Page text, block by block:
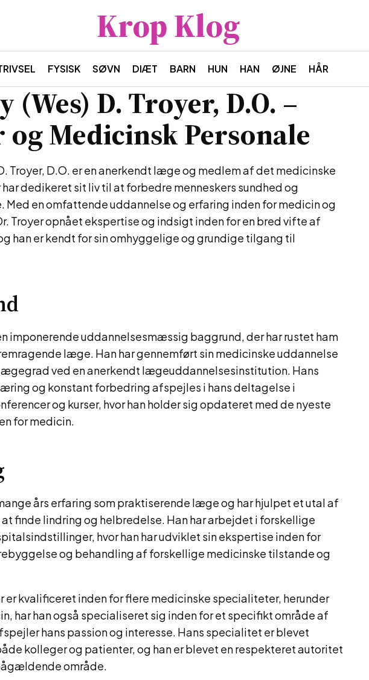
Krop Klog
FYSISK SØVN DIÆT BARN HUN HAN ØJNE HÅR
(Wes) D. Troyer, D.O. –
Medicinsk Personale
Troyer, D.O. er en anerkendt læge og medlem af det medicinske
dedikeret sit liv til at forbedre menneskers sundhed og
Med en omfattende uddannelse og erfaring inden for medicin og
Troyer opnået ekspertise og indsigt inden for en bred vifte af
han er kendt for sin omhyggelige og grundige tilgang til
imponerende uddannelsesmæssig baggrund, der har rustet ham
læge. Han har gennemført sin medicinske uddannelse
ved en anerkendt lægeuddannelsesinstitution. Hans
og konstant forbedring afspejles i hans deltagelse i
og kurser, hvor han holder sig opdateret med de nyeste
for medicin.
års erfaring som praktiserende læge og har hjulpet et utal af
finde lindring og helbredelse. Han har arbejdet i forskellige
hvor han har udviklet sin ekspertise inden for
og behandling af forskellige medicinske tilstande og
er kvalificeret inden for flere medicinske specialiteter, herunder
har han også specialiseret sig inden for et specifikt område af
hans passion og interesse. Hans specialitet er blevet
kolleger og patienter, og han er blevet en respekteret autoritet
område.